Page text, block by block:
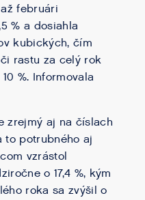
februári
% a dosiahla
kubických, čím
rastu za celý rok
%. Informovala
zrejmý aj na číslach
to potrubného aj
vzrástol
o 17,4 %, kým
roka sa zvýšil o